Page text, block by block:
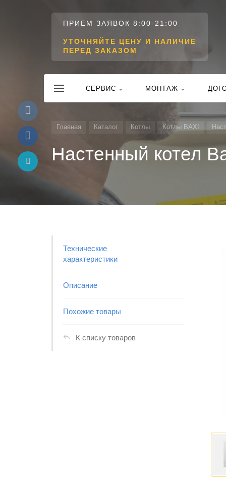
ПРИЕМ ЗАЯВОК 8:00-21:00
УТОЧНЯЙТЕ ЦЕНУ И НАЛИЧИЕ
ПЕРЕД ЗАКАЗОМ
CЕРВИС МОНТАЖ
Главная Каталог Котлы Котлы BAXI
Настенный котел
Технические
характеристики
Описание
Похожие товары
К списку товаров